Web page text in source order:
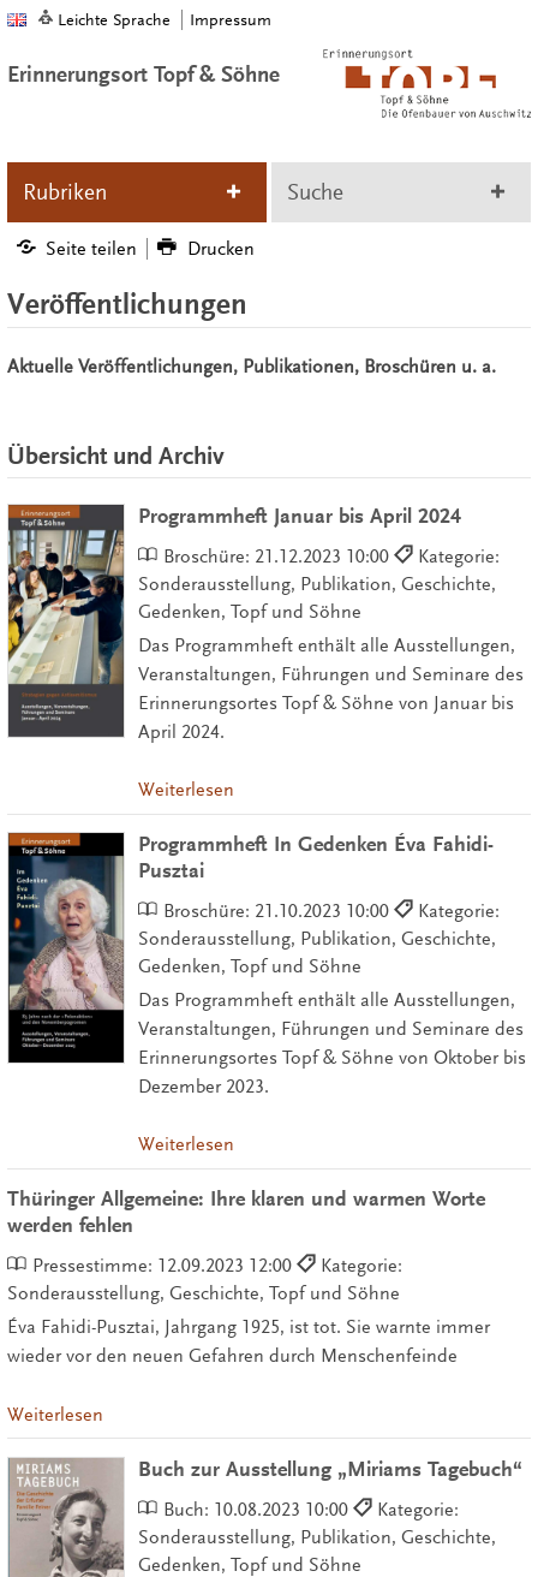
Leichte Sprache Impressum
Erinnerungsort Topf & Söhne
Rubriken Suche
Seite teilen Drucken
Veröffentlichungen
Aktuelle Veröffentlichungen, Publikationen, Broschüren u. a.
Übersicht und Archiv
Programmheft Januar bis April 2024
Broschüre: 21.12.2023 10:00
Kategorie:
Sonderausstellung, Publikation, Geschichte,
Gedenken, Topf und Söhne
Das Programmheft enthält alle Ausstellungen,
Veranstaltungen, Führungen und Seminare des
Erinnerungsortes Topf & Söhne von Januar bis
April 2024.
Weiterlesen
Programmheft In Gedenken Éva Fahidi-
Pusztai
Broschüre: 21.10.2023 10:00
Kategorie:
Sonderausstellung, Publikation, Geschichte,
Gedenken, Topf und Söhne
Das Programmheft enthält alle Ausstellungen,
Veranstaltungen, Führungen und Seminare des
Erinnerungsortes Topf & Söhne von Oktober bis
Dezember 2023.
Weiterlesen
Thüringer Allgemeine: Ihre klaren und warmen Worte
werden fehlen
Pressestimme: 12.09.2023 12:00
Kategorie:
Sonderausstellung, Geschichte, Topf und Söhne
Éva Fahidi-Pusztai, Jahrgang 1925, ist tot. Sie warnte immer
wieder vor den neuen Gefahren durch Menschenfeinde
Weiterlesen
Buch zur Ausstellung „Miriams Tagebuch“
Buch: 10.08.2023 10:00
Kategorie:
Sonderausstellung, Publikation, Geschichte,
Gedenken, Topf und Söhne